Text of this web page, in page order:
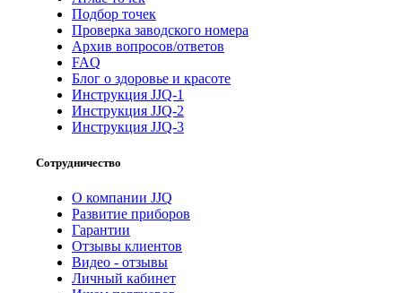
Подбор точек
Проверка заводского номера
Архив вопросов/ответов
FAQ
Блог о здоровье и красоте
Инструкция JJQ-1
Инструкция JJQ-2
Инструкция JJQ-3
Сотрудничество
О компании JJQ
Развитие приборов
Гарантии
Отзывы клиентов
Видео - отзывы
Личный кабинет